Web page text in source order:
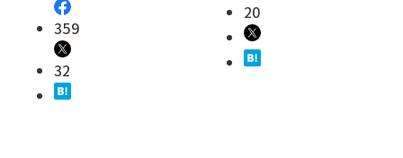
359
32
20